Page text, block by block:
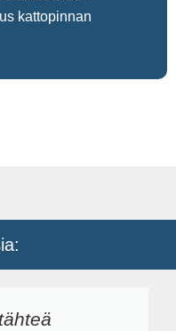
kattopinnan